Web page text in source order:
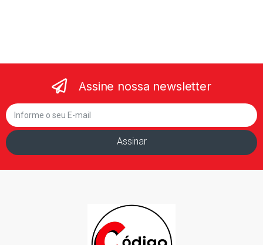
Assine nossa newsletter
Assinar